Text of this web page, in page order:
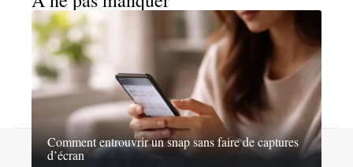
Comment entrouvrir un snap sans faire de captures
d’écranContact Mentions légales Sitemap